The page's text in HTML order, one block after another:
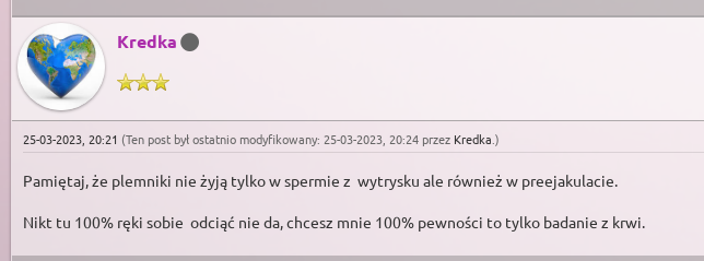
Kredka
25-03-2023, 20:21 (Ten post był ostatnio modyfikowany: 25-03-2023, 20:24 przez Kredka.)
Pamiętaj, że plemniki nie żyją tylko w spermie z wytrysku ale również w preejakulacie.
Nikt tu 100% ręki sobie odciąć nie da, chcesz mnie 100% pewności to tylko badanie z krwi.